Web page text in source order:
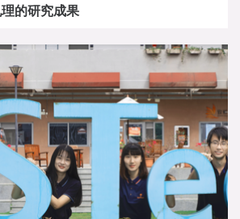
的研究成果